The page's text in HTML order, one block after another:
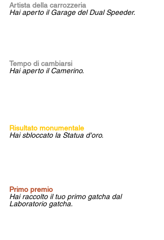
Artista della carrozzeria
Hai aperto il Garage del Dual Speeder.
Tempo di cambiarsi
Hai aperto il Camerino.
Risultato monumentale
Hai sbloccato la Statua d'oro.
Primo premio
Hai raccolto il tuo primo gatcha dal
Laboratorio gatcha.